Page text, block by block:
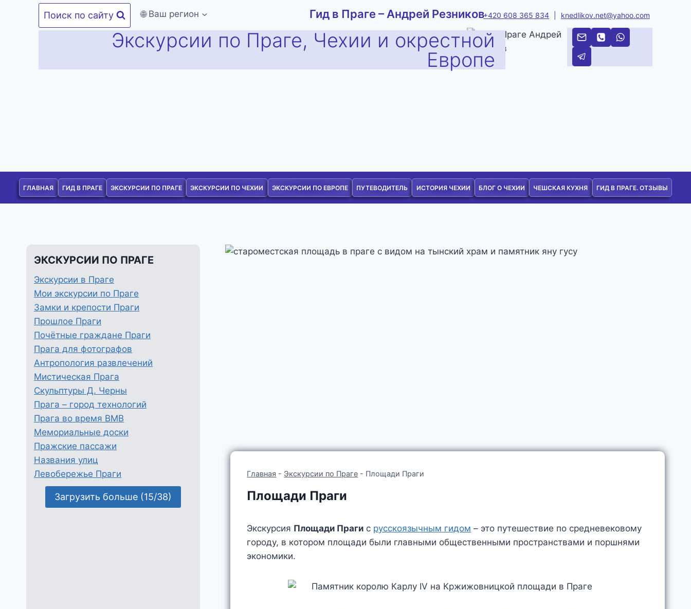
Поиск по сайту 🌐 Ваш регион +420 608 365 834 knedlikov.net@yahoo.com
Гид в Праге – Андрей Резников
Экскурсии по Праге, Чехии и окрестной
Европе
ГЛАВНАЯ ГИД В ПРАГЕ ЭКСКУРСИИ ПО ПРАГЕ ЭКСКУРСИИ ПО ЧЕХИИ ЭКСКУРСИИ ПО ЕВРОПЕ ПУТЕВОДИТЕЛЬ ИСТОРИЯ ЧЕХИИ БЛОГ О ЧЕХИИ ЧЕШСКАЯ КУХНЯ ГИД В ПРАГЕ. ОТЗЫВЫ
Главная - Экскурсии по Праге - Площади Праги
Площади Праги
Экскурсия Площади Праги с русскоязычным гидом – это путешествие по средневековому
городу, в котором площади были главными общественными пространствами и поршнями
экономики.
ЭКСКУРСИИ ПО ПРАГЕ
Экскурсии в Праге
Мои экскурсии по Праге
Замки и крепости Праги
Прошлое Праги
Почётные граждане Праги
Прага для фотографов
Антропология развлечений
Мистическая Прага
Скульптуры Д. Черны
Прага – город технологий
Прага во время ВМВ
Мемориальные доски
Пражские пассажи
Названия улиц
Левобережье Праги
Загрузить больше (15/38)